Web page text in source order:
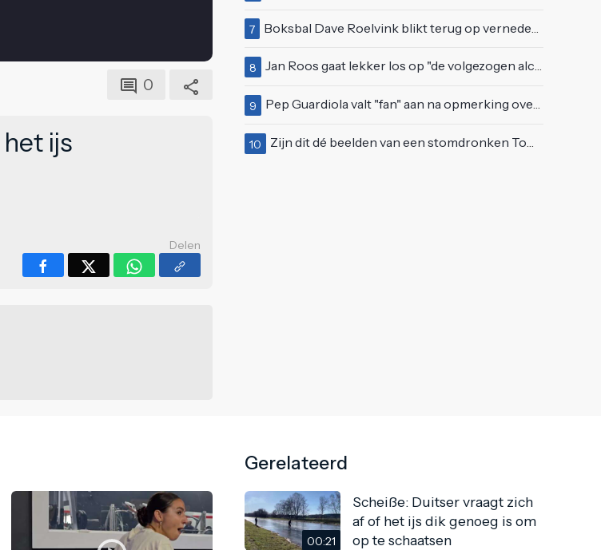
0
ijs
Delen
7 Boksbal Dave Roelvink blikt terug op vernedering na z'n gevecht met Melvin Manhoef
8 Jan Roos gaat lekker los op "de volgezogen alcoholspons" Robert Jensen
9 Pep Guardiola valt "fan" aan na opmerking over verloren wedstrijd tegen Manchester United
10 Zijn dit dé beelden van een stomdronken Tom Waes vlak voordat hij in z'n auto stapte?
Gerelateerd
00:21
Scheiße: Duitser vraagt zich
af of het ijs dik genoeg is om
op te schaatsen